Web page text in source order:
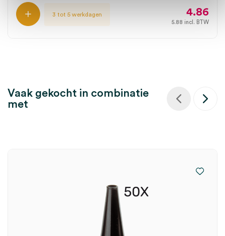
3 tot 5 werkdagen 4.86
5.88 incl. BTW
Vaak gekocht in combinatie
met